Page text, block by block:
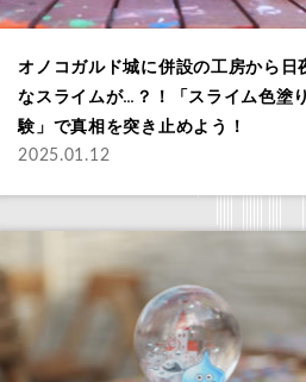
オノコガルド城に併設の工房から日
なスライムが…？！「スライム色塗
験」で真相を突き止めよう！
2025.01.12